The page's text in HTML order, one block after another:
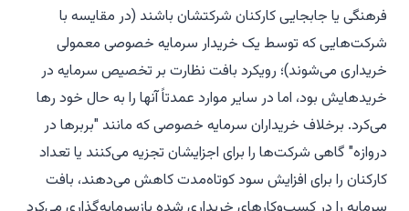
فرهنگی یا جابجایی کارکنان شرکتشان باشند (در مقایسه با
شرکت‌هایی که توسط یک خریدار سرمایه خصوصی معمولی
خریداری می‌شوند)؛ رویکرد بافت نظارت بر تخصیص سرمایه در
خریدهایش بود، اما در سایر موارد عمدتاً آنها را به حال خود رها
می‌کرد. برخلاف خریداران سرمایه خصوصی که مانند "بربرها در
دروازه" گاهی شرکت‌ها را برای اجزایشان تجزیه می‌کنند یا تعداد
کارکنان را برای افزایش سود کوتاه‌مدت کاهش می‌دهند، بافت